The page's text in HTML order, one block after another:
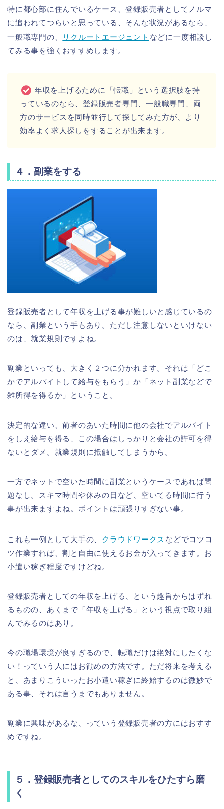
特に都心部に住んでいるケース、登録販売者としてノルマ
に追われてつらいと思っている、そんな状況があるなら、
一般職専門の、
リクルートエージェント などに一度相談し
てみる事を強くおすすめします。
年収を上げるために「転職」という選択肢を持
っているのなら、登録販売者専門、一般職専門、両
方のサービスを同時並行して探してみた方が、より
効率よく求人探しをすることが出来ます。
４．副業をする
登録販売者として年収を上げる事が難しいと感じているの
なら、副業という手もあり。ただし注意しないといけない
のは、就業規則ですよね。
副業といっても、大きく２つに分かれます。それは「どこ
かでアルバイトして給与をもらう」か「ネット副業などで
雑所得を得るか」ということ。
決定的な違い、前者のあいた時間に他の会社でアルバイト
をしえ給与を得る、この場合はしっかりと会社の許可を得
ないとダメ。就業規則に抵触してしまうから。
一方でネットで空いた時間に副業というケースであれば問
題なし。スキマ時間や休みの日など、空いてる時間に行う
事が出来ますよね。ポイントは頑張りすぎない事。
これも一例として大手の、 クラウドワークス などでコツコ
ツ作業すれば、割と自由に使えるお金が入ってきます。お
小遣い稼ぎ程度ですけどね。
登録販売者としての年収を上げる、という趣旨からはずれ
るものの、あくまで「年収を上げる」という視点で取り組
んでみるのはあり。
今の職場環境が良すぎるので、転職だけは絶対にしたくな
い！っていう人にはお勧めの方法です。ただ将来を考える
と、あまりこういったお小遣い稼ぎに終始するのは微妙で
ある事、それは言うまでもありません。
副業に興味があるな、っていう登録販売者の方にはおすす
めですね。
５．登録販売者としてのスキルをひたすら磨
く